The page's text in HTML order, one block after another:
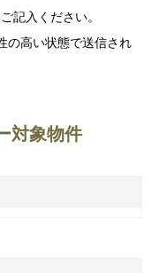
記入ください。
の高い状態で送信され
対象物件